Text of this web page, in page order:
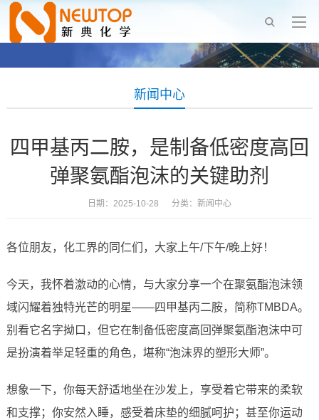
新闻中心
四甲基丙二胺，是制备低密度高回
弹聚氨酯泡沫的关键助剂
日期：2025-10-28 分类： 新闻中心
各位朋友，化工界的同仁们，大家上午/下午/晚上好！
今天，我怀着激动的心情，与大家分享一个在聚氨酯泡沫领
域闪耀着独特光芒的明星——四甲基丙二胺，简称TMBDA。
别看它名字拗口，但它在制备低密度高回弹聚氨酯泡沫中可
是扮演着举足轻重的角色，堪称“泡沫界的塑形大师”。
想象一下，你每天舒适地坐在沙发上，享受着它带来的柔软
和支撑；你安然入睡，感受着床垫的细腻呵护；甚至你运动